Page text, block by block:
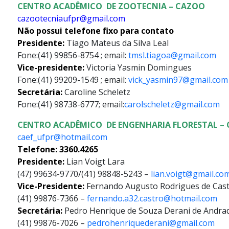
CENTRO ACADÊMICO DE ZOOTECNIA – CAZOO
cazootecniaufpr@gmail.com
Não possui telefone fixo para contato
Presidente: Tiago Mateus da Silva Leal
Fone:(41) 99856-8754 ; email: tmsl.tiagoa@gmail.com
Vice-presidente:Victoria Yasmin Domingues
Fone:(41) 99209-1549 ; email: vick_yasmin97@gmail.com
Secretária:Caroline Scheletz
Fone:(41) 98738-6777; email:carolscheletz@gmail.com
CENTRO ACADÊMICO DE ENGENHARIA FLORESTAL –
caef_ufpr@hotmail.com
Telefone: 3360.4265
Presidente: Lian Voigt Lara
(47) 99634-9770/(41) 98848-5243 –
Vice-Presidente: Fernando Augusto Rodrigues de
(41) 99876-7366 – fernando.a32.castro@hotmail.com
Secretária: Pedro Henrique de Souza Derani de
(41) 99876-7026 – pedrohenriquederani@gmail.com